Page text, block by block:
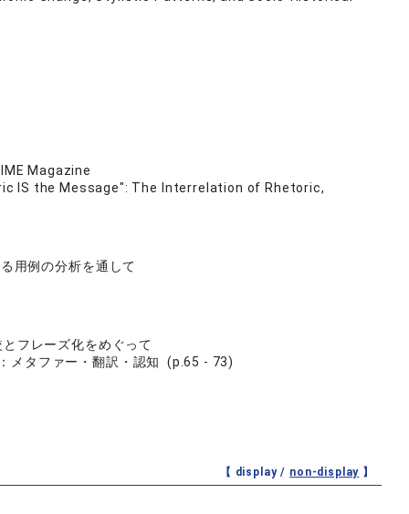
Magazine
IS the Message": The Interrelation of Rhetoric,
用例の分析を通して
フレーズ化をめぐって
メタファー・翻訳・認知 (p.65 - 73)
【 display / non-display 】